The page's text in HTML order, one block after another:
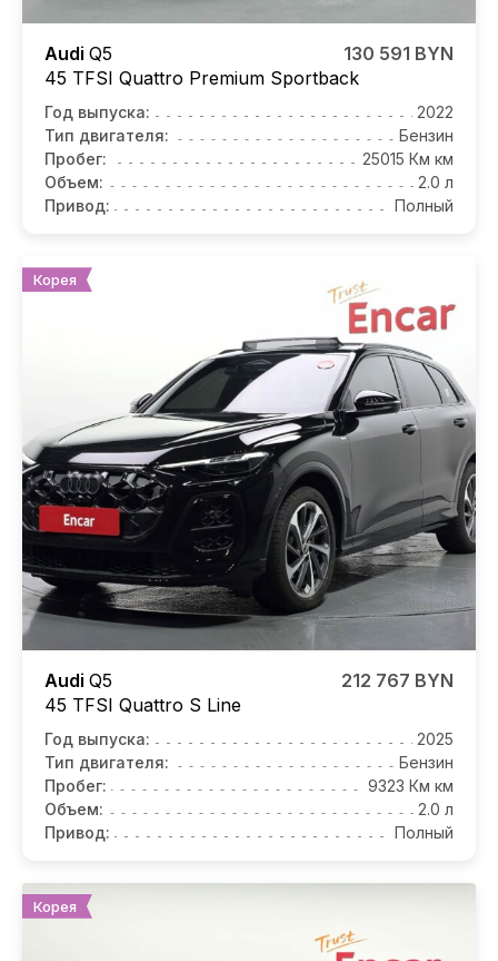
Audi Q5
45 TFSI Quattro Premium Sportback
130 591 BYN
Год выпуска:
2022
Тип двигателя:
Бензин
Пробег:
25015 Км км
Объем:
2.0 л
Привод:
Полный
Корея
Audi Q5
45 TFSI Quattro S Line
212 767 BYN
Год выпуска:
2025
Тип двигателя:
Бензин
Пробег:
9323 Км км
Объем:
2.0 л
Привод:
Полный
Корея